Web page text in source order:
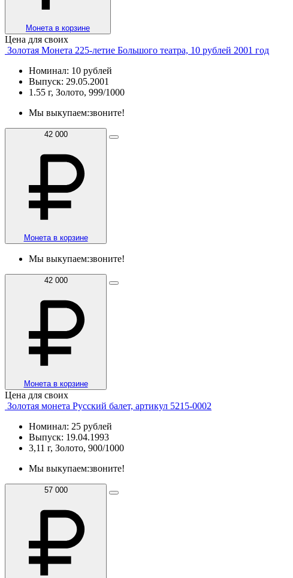
Монета в корзине
Цена для своих
Золотая Монета 225-летие Большого театра, 10 рублей 2001 год
Номинал: 10 рублей
Выпуск: 29.05.2001
1.55 г, Золото, 999/1000
Мы выкупаем:звоните!
42 000
Монета в корзине
Мы выкупаем:звоните!
42 000
Монета в корзине
Цена для своих
Золотая монета Русский балет, артикул 5215-0002
Номинал: 25 рублей
Выпуск: 19.04.1993
3,11 г, Золото, 900/1000
Мы выкупаем:звоните!
57 000